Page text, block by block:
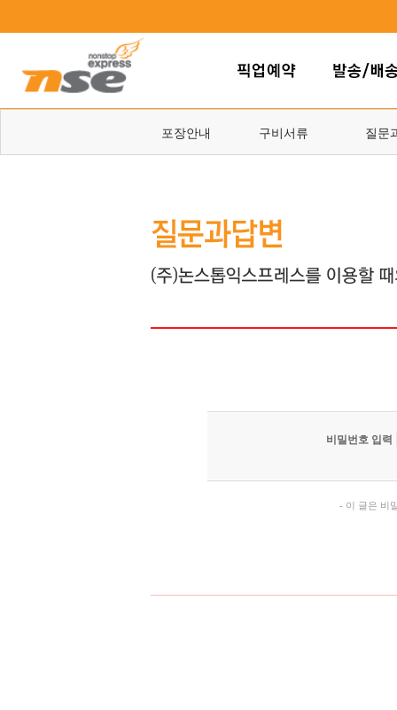
포장안내 구비서류 질문
비밀번호 입력
- 이 글은 비